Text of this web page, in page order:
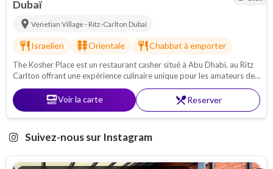
Dubaï
location_on Venetian Village - Ritz-Carlton Dubaï
restaurant Israelien kebab_diningOrientale restaurant Chabbat à emporter
The Kosher Place est un restaurant casher situé à Abu Dhabi, au Ritz
Carlton offrant une expérience culinaire unique pour les amateurs de
cuisine cacher.
set_mealVoir la carte restaurant_menuReserver
Suivez-nous sur Instagram